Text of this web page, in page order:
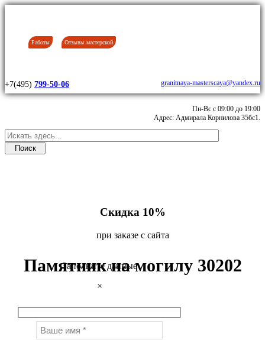
Работы Отзывы мастерской
+7(495) 799-50-06 granitnaya-masterscaya@yandex.ru
Пн-Вс с 09:00 до 19:00
Адрес: Адмирала Корнилова 35бс1.
Скидка 10%
при заказе с сайта
Памятник на могилу 30202
Заполните данные
×